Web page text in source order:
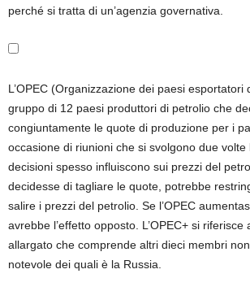
perché si tratta di un’agenzia governativa.
L’OPEC (Organizzazione dei paesi esportatori
gruppo di 12 paesi produttori di petrolio che
congiuntamente le quote di produzione per i
occasione di riunioni che si svolgono due volte
decisioni spesso influiscono sui prezzi del
decidesse di tagliare le quote, potrebbe
salire i prezzi del petrolio. Se l’OPEC
avrebbe l’effetto opposto. L’OPEC+ si riferisce
allargato che comprende altri dieci membri
notevole dei quali è la Russia.